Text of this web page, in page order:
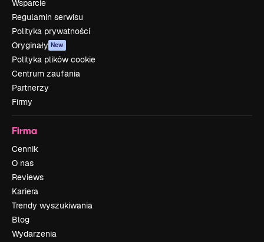
Wsparcie
Regulamin serwisu
Polityka prywatności
Oryginały New
Polityka plików cookie
Centrum zaufania
Partnerzy
Firmy
Firma
Cennik
O nas
Reviews
Kariera
Trendy wyszukiwania
Blog
Wydarzenia